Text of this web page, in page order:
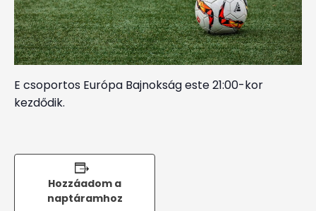
E csoportos Európa Bajnokság este 21:00-kor
kezdődik.
Hozzáadom a
naptáramhoz